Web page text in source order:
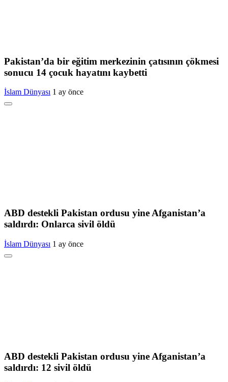
Pakistan’da bir eğitim merkezinin çatısının çökmesi
sonucu 14 çocuk hayatını kaybetti
İslam Dünyası 1 ay önce
ABD destekli Pakistan ordusu yine Afganistan’a
saldırdı: Onlarca sivil öldü
İslam Dünyası 1 ay önce
ABD destekli Pakistan ordusu yine Afganistan’a
saldırdı: 12 sivil öldü